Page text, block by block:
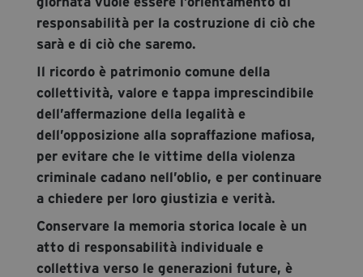
responsabilità per la costruzione di ciò che
sarà e di ciò che saremo.
Il ricordo è patrimonio comune della
collettività, valore e tappa imprescindibile
dell’affermazione della legalità e
dell’opposizione alla sopraffazione mafiosa,
per evitare che le vittime della violenza
criminale cadano nell’oblio, e per continuare
a chiedere per loro giustizia e verità.
Conservare la memoria storica locale è un
atto di responsabilità individuale e
collettiva verso le generazioni future, è